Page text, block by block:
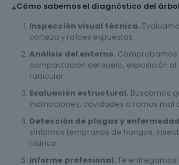
¿Cómo sabemos el diagnóstico del
Inspección visual técnica.
corteza y raíces expuestas.
Análisis del entorno. Comprobamos
compactación del suelo, exposición al
radicular.
Evaluación estructural. Buscamos
inclinaciones, cavidades o ramas mal
Detección de plagas y
síntomas tempranos de hongos,
hídrico.
Informe profesional. Te